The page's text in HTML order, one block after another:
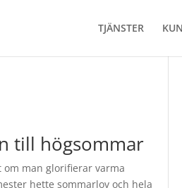
TJÄNSTER
till högsommar
man glorifierar varma
hette sommarlov och hela